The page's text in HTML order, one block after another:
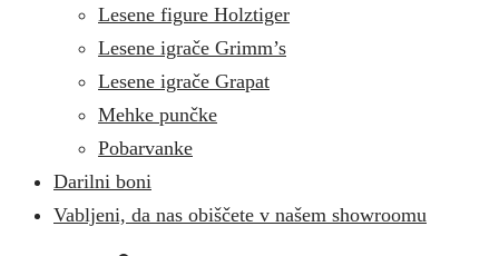
Lesene figure Holztiger
Lesene igrače Grimm’s
Lesene igrače Grapat
Mehke punčke
Pobarvanke
Darilni boni
Vabljeni, da nas obiščete v našem showroomu